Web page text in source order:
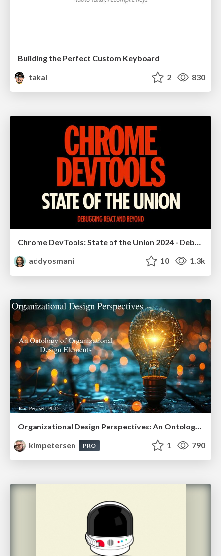
Building the Perfect Custom Keyboard
takai
2 830
Chrome DevTools: State of the Union 2024 - Debugging React & Beyond
addyosmani
10 1.3k
kimpetersen
PRO 1 790